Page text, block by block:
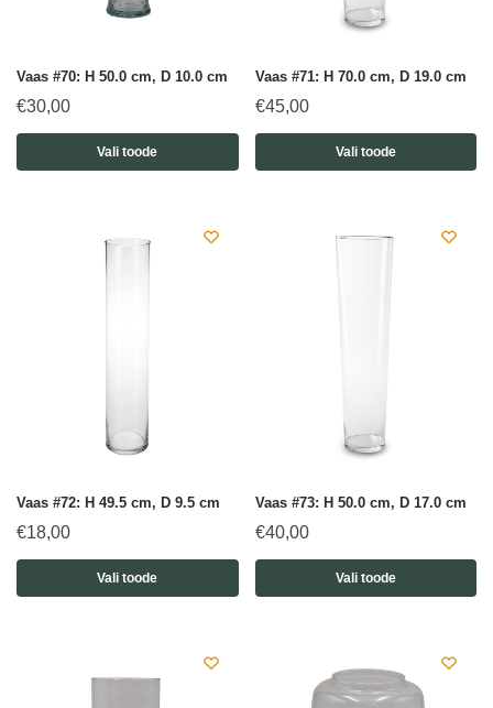
Vaas #70: H 50.0 cm, D 10.0 cm
€30,00
Vali toode
Vaas #71: H 70.0 cm, D 19.0 cm
€45,00
Vali toode
Vaas #72: H 49.5 cm, D 9.5 cm
€18,00
Vali toode
Vaas #73: H 50.0 cm, D 17.0 cm
€40,00
Vali toode